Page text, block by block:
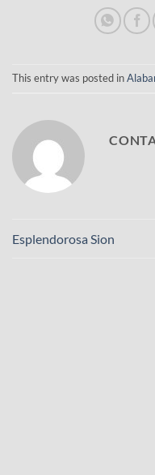
This entry was posted in
Esplendorosa Sion